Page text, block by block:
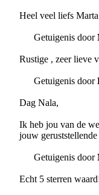
Heel veel liefs
Getuigenis door
Rustige , zeer lieve
Getuigenis door
Dag Nala,
Ik heb jou van de
jouw
Getuigenis door
Echt 5 sterren